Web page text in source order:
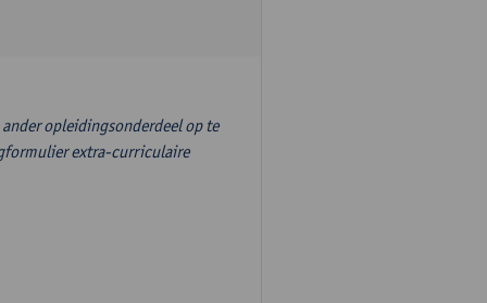
opleidingsonderdeel op te
extra-curriculaire